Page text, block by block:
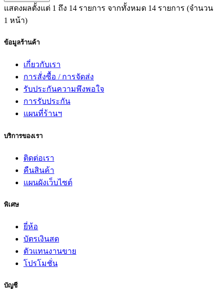
แสดงผลตั้งแต่ 1 ถึง 14 รายการ จากทั้งหมด 14 รายการ (จำนวน
1 หน้า)
ข้อมูลร้านค้า
เกี่ยวกับเรา
การสั่งซื้อ / การจัดส่ง
รับประกันความพึงพอใจ
การรับประกัน
แผนที่ร้านฯ
บริการของเรา
ติดต่อเรา
คืนสินค้า
แผนผังเว็บไซต์
พิเศษ
ยี่ห้อ
บัตรเงินสด
ตัวแทนงานขาย
โปรโมชั่น
บัญชี